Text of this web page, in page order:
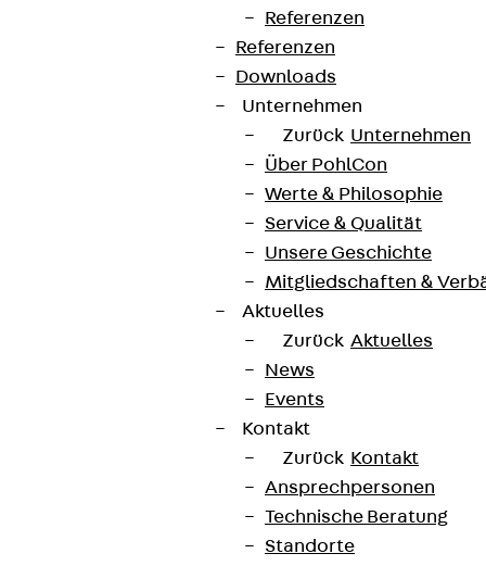
Referenzen
Referenzen
Downloads
Unternehmen
Zurück Unternehmen
Über PohlCon
Werte & Philosophie
Service & Qualität
Unsere Geschichte
Mitgliedschaften &
Aktuelles
Zurück Aktuelles
News
Events
Kontakt
Zurück Kontakt
Ansprechpersonen
Technische Beratung
Standorte